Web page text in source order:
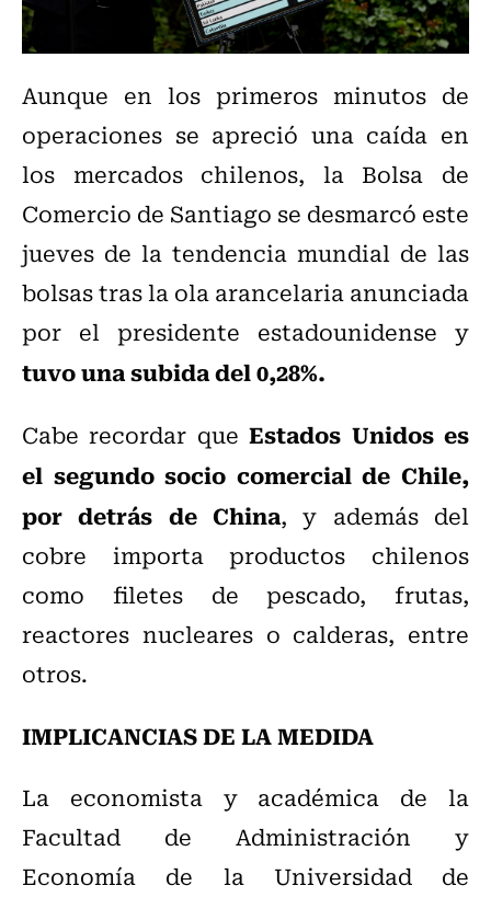
Aunque en los primeros minutos de
operaciones se apreció una caída en
los mercados chilenos, la Bolsa de
Comercio de Santiago se desmarcó este
jueves de la tendencia mundial de las
bolsas tras la ola arancelaria anunciada
por el presidente estadounidense y
tuvo una subida del 0,28%.
Cabe recordar queEstados Unidos es
el segundo socio comercial de Chile,
por detrás de China, y además del
cobre importa productos chilenos
como filetes de pescado, frutas,
reactores nucleares o calderas, entre
otros.
IMPLICANCIAS DE LA MEDIDA
La economista y académica de la
Facultad de Administración y
Economía de la Universidad de